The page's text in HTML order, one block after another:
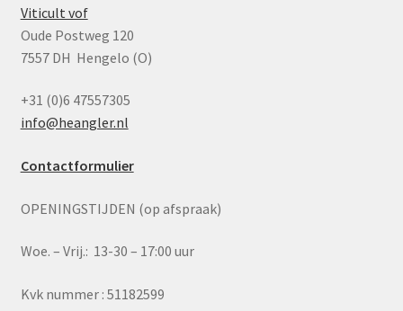
Viticult vof
Oude Postweg 120
7557 DH Hengelo (O)
+31 (0)6 47557305
info@heangler.nl
Contactformulier
OPENINGSTIJDEN (op afspraak)
Woe. – Vrij.: 13-30 – 17:00 uur
Kvk nummer : 51182599